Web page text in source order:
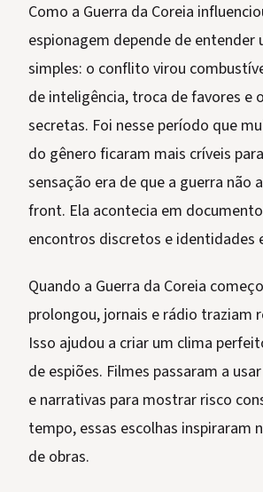
Como a Guerra da Coreia
espionagem depende de entender
simples: o conflito virou
de inteligência, troca de favores e
secretas. Foi nesse período que
do gênero ficaram mais críveis
sensação era de que a guerra não
front. Ela acontecia em
encontros discretos e identidades
Quando a Guerra da Coreia
prolongou, jornais e rádio traziam
Isso ajudou a criar um clima
de espiões. Filmes passaram a
e narrativas para mostrar risco
tempo, essas escolhas inspiraram
de obras.